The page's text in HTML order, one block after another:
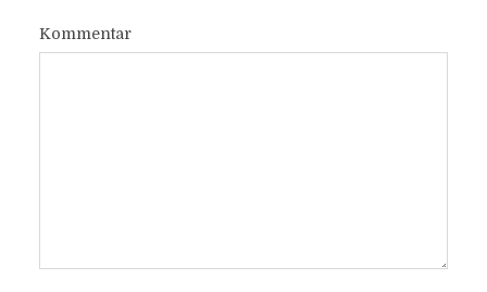
Kommentar